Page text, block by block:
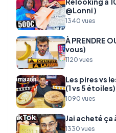
@Lonni )
1340 vues
À PRENDRE
vous)
1120 vues
Les pires vs
(1 vs 5 étoiles)
1090 vues
Jai acheté ça
1330 vues